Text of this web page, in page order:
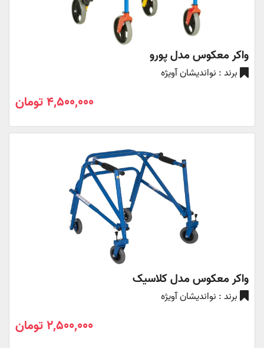
واکر معکوس مدل پورو
برند : نواندیشان آویژه
4,500,000 تومان
واکر معکوس مدل کلاسیک
برند : نواندیشان آویژه
2,500,000 تومان